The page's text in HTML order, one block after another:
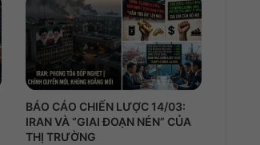
BÁO CÁO CHIẾN LƯỢC 14/03:
IRAN VÀ “GIAI ĐOẠN NÉN” CỦA
THỊ TRƯỜNG